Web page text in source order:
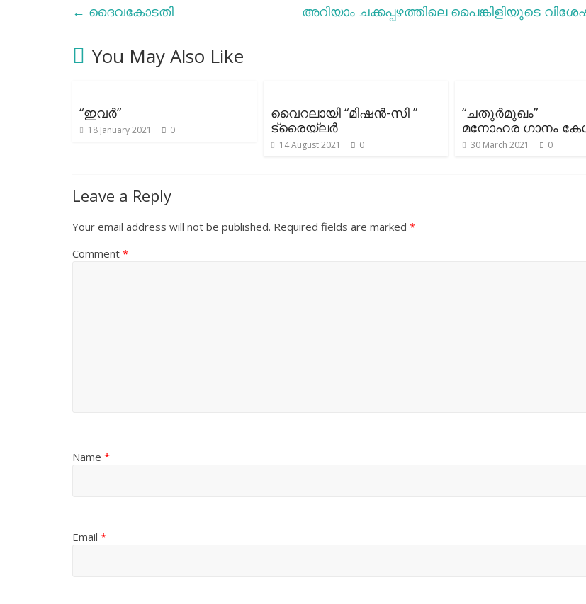
← ദൈവകോടതി അറിയാം ചക്കപ്പഴത്തിലെ പൈങ്കിളിയുടെ
You May Also Like
“ഇവർ”
18 January 2021 0
വൈറലായി “മിഷൻ-സി ”
ട്രൈയ്ലർ
14 August 2021 0
“ചതുര്‍മുഖം”
മനോഹര ഗാനം
30 March 2021 0
Leave a Reply
Your email address will not be published. Required fields are marked *
Comment *
Name *
Email *